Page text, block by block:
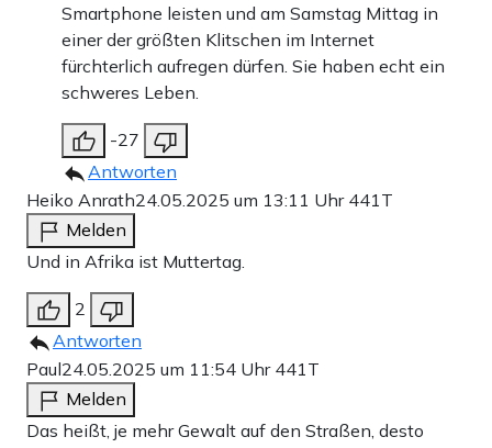
Smartphone leisten und am Samstag Mittag in
einer der größten Klitschen im Internet
fürchterlich aufregen dürfen. Sie haben echt ein
schweres Leben.
-27
Antworten
Heiko Anrath24.05.2025 um 13:11 Uhr 441T
Melden
Und in Afrika ist Muttertag.
2
Antworten
Paul24.05.2025 um 11:54 Uhr 441T
Melden
Das heißt, je mehr Gewalt auf den Straßen, desto